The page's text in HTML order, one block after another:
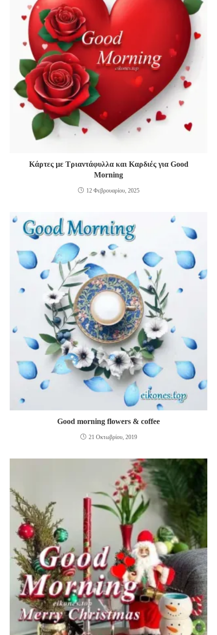
Κάρτες με Τριαντάφυλλα και Καρδιές για Good
Morning
12 Φεβρουαρίου, 2025
Good morning flowers & coffee
21 Οκτωβρίου, 2019